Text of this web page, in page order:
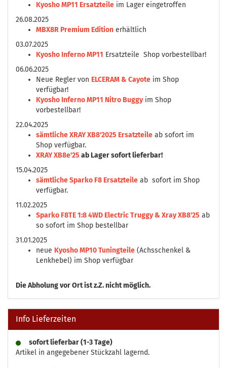
Kyosho MP11 Ersatzteile im Lager eingetroffen
26.08.2025
MBX8R Premium Edition erhältlich
03.07.2025
Kyosho Inferno MP11 Ersatzteile Shop vorbestellbar!
06.06.2025
Neue Regler von ELCERAM & Cayote im Shop
verfügbar!
Kyosho Inferno MP11 Nitro Buggyim Shop
vorbestellbar!
22.04.2025
sämtliche XRAY XB8'2025 Ersatzteile ab sofort im
Shop verfügbar.
XRAY XB8e'25 ab Lager sofort lieferbar!
15.04.2025
sämtliche Sparko F8 Ersatzteile ab sofort im Shop
verfügbar.
11.02.2025
Sparko F8TE 1:8 4WD Electric Truggy & Xray XB8'25 ab
so sofort im Shop bestellbar
31.01.2025
neue Kyosho MP10 Tuningteile (Achsschenkel &
Lenkhebel) im Shop verfügbar
DieAbholung vor Ort ist z.Z. nicht möglich.
Info Lieferzeiten
sofort lieferbar (1-3 Tage)
Artikel in angegebener Stückzahl lagernd.